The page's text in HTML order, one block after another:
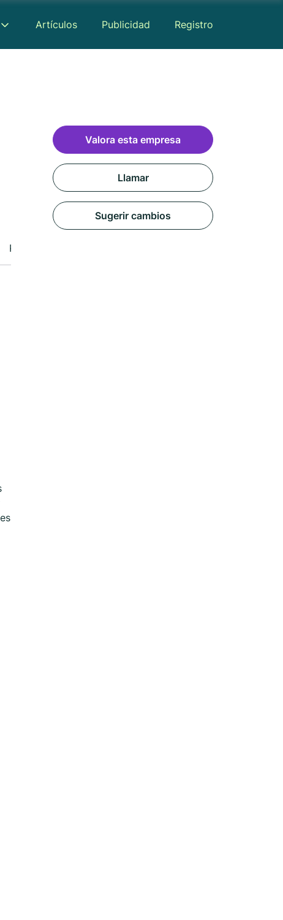
Artículos Publicidad Registro
Reseñas
Valora esta empresa
Llamar
Sugerir cambios